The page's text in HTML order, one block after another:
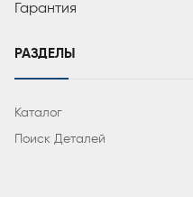
Гарантия
РАЗДЕЛЫ
Каталог
Поиск Деталей